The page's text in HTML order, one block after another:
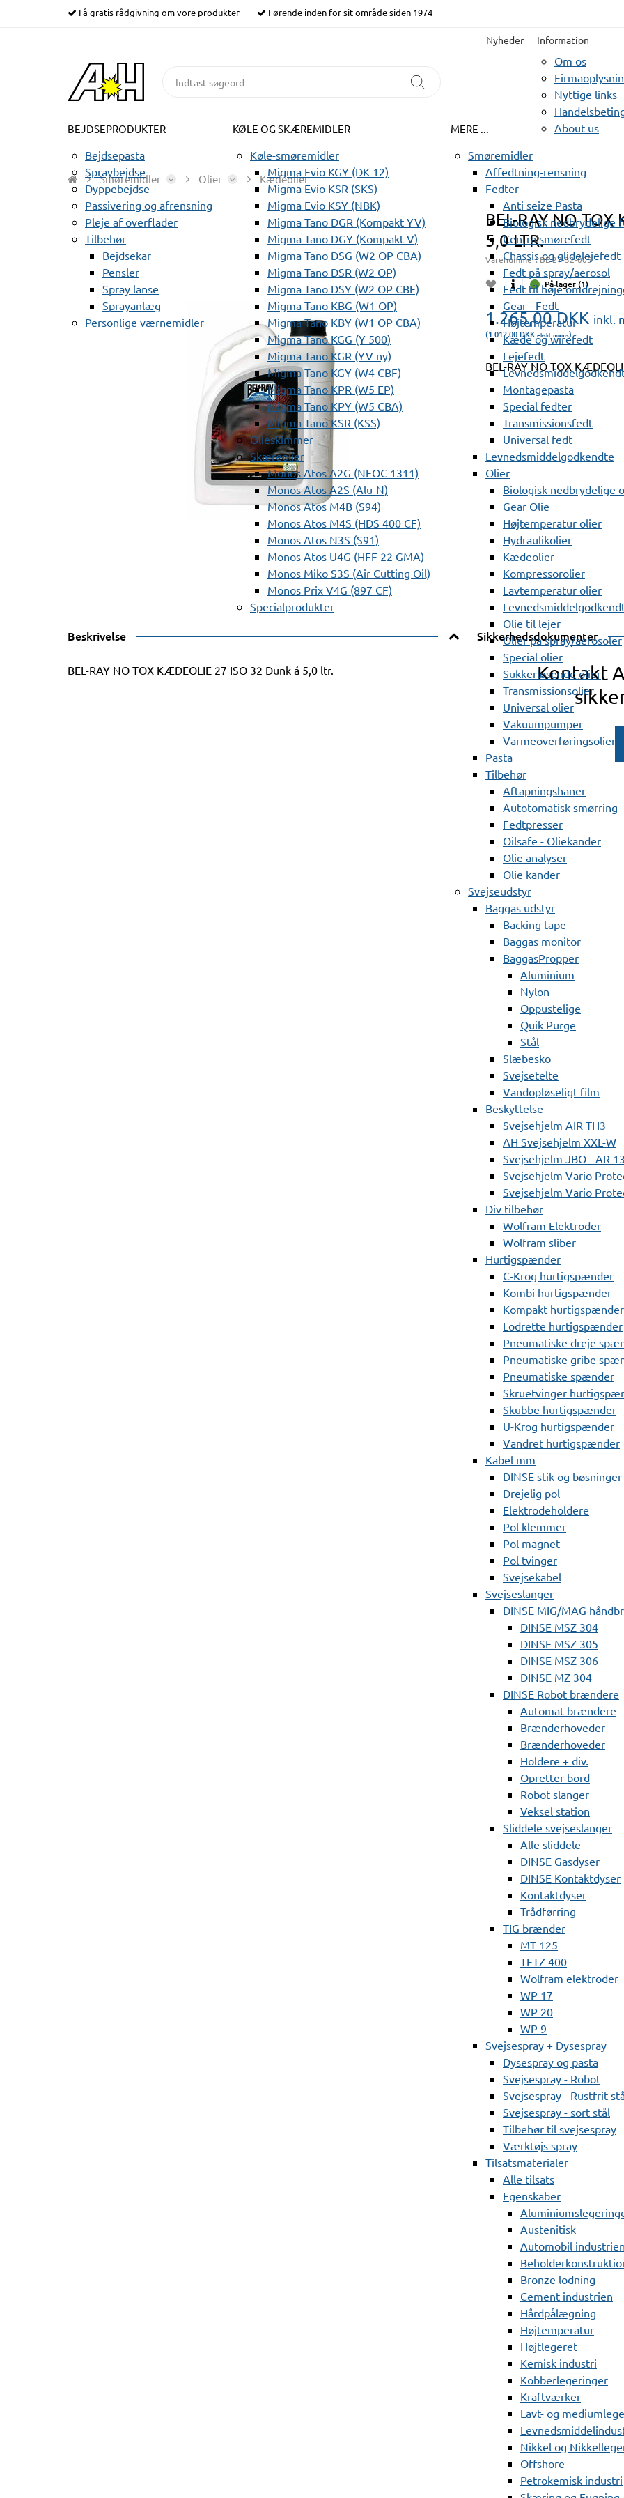
Få gratis rådgivning om vore produkter Førende inden for sit område siden 1974
Nyheder Information
Om os
Nyttige links
About us
BEJDSEPRODUKTER
Bejdsepasta
Spraybejdse
Dyppebejdse
Passivering og afrensning
Pleje af overflader
Tilbehør
Bejdsekar
Pensler
Spray lanse
Sprayanlæg
Personlige værnemidler
KØLE OG SKÆREMIDLER
Køle-smøremidler
Migma Evio KGY (DK 12)
Migma Evio KSR (SKS)
Migma Evio KSY (NBK)
Migma Tano DGR (Kompakt YV)
Migma Tano DGY (Kompakt V)
Migma Tano DSG (W2 OP CBA)
Migma Tano DSR (W2 OP)
Migma Tano DSY (W2 OP CBF)
Migma Tano KBG (W1 OP)
Migma Tano KBY (W1 OP CBA)
Migma Tano KGG (Y 500)
Migma Tano KGR (YV ny)
Migma Tano KGY (W4 CBF)
Migma Tano KPR (W5 EP)
Migma Tano KPY (W5 CBA)
Migma Tano KSR (KSS)
Olieskimmer
Skæreolier
Monos Atos A2G (NEOC 1311)
Monos Atos A2S (Alu-N)
Monos Atos M4B (S94)
Monos Atos M4S (HDS 400 CF)
Monos Atos N3S (S91)
Monos Atos U4G (HFF 22 GMA)
Monos Miko S3S (Air Cutting Oil)
Monos Prix V4G (897 CF)
Specialprodukter
MERE ...
Smøremidler
Affedtning-rensning
Fedter
Anti seize Pasta
Biologisk nedbrydelige
Centralsmørefedt
Chassis og glidelejefedt
Fedt på spray/aerosol
Fedt til høje
Gear - Fedt
Højtemperatur
Kæde og wirefedt
Lejefedt
Montagepasta
Special fedter
Transmissionsfedt
Universal fedt
Levnedsmiddelgodkendte
Olier
Biologisk nedbrydelige
Gear Olie
Højtemperatur olier
Hydraulikolier
Kædeolier
Kompressorolier
Lavtemperatur olier
Olie til lejer
Olier på spray/aerosoler
Special olier
Sukkerløsende olier
Transmissionsolier
Universal olier
Vakuumpumper
Varmeoverføringsolier
Pasta
Tilbehør
Aftapningshaner
Autotomatisk smørring
Fedtpresser
Oilsafe - Oliekander
Olie analyser
Olie kander
Svejseudstyr
Baggas udstyr
Backing tape
Baggas monitor
BaggasPropper
Aluminium
Nylon
Oppustelige
Quik Purge
Stål
Slæbesko
Svejsetelte
Vandopløseligt film
Beskyttelse
Svejsehjelm AIR TH3
AH Svejsehjelm XXL-W
Svejsehjelm JBO - AR
Svejsehjelm Vario
Svejsehjelm Vario
Div tilbehør
Wolfram Elektroder
Wolfram sliber
Hurtigspænder
C-Krog hurtigspænder
Kombi hurtigspænder
Kompakt hurtigspænder
Lodrette hurtigspænder
Pneumatiske dreje
Pneumatiske gribe
Pneumatiske spænder
Skruetvinger
Skubbe hurtigspænder
U-Krog hurtigspænder
Vandret hurtigspænder
Kabel mm
DINSE stik og bøsninger
Drejelig pol
Elektrodeholdere
Pol klemmer
Pol magnet
Pol tvinger
Svejsekabel
Svejseslanger
DINSE MIG/MAG
DINSE MSZ 304
DINSE MSZ 305
DINSE MSZ 306
DINSE MZ 304
DINSE Robot brændere
Automat brændere
Brænderhoveder
Brænderhoveder
Holdere + div.
Opretter bord
Robot slanger
Veksel station
Sliddele svejseslanger
Alle sliddele
DINSE Gasdyser
DINSE Kontaktdyser
Kontaktdyser
Trådførring
TIG brænder
MT 125
TETZ 400
Wolfram elektroder
WP 17
WP 20
WP 9
Svejsespray + Dysespray
Dysespray og pasta
Svejsespray - Robot
Svejsespray - Rustfrit
Svejsespray - sort stål
Tilbehør til svejsespray
Værktøjs spray
Tilsatsmaterialer
Alle tilsats
Egenskaber
Austenitisk
Automobil industrien
Bronze lodning
Cement industrien
Hårdpålægning
Højtemperatur
Højtlegeret
Kemisk industri
Kobberlegeringer
Kraftværker
Lavt- og
Nikkel og
Offshore
Petrokemisk industri
Smøremidler Olier Kædeolier
BEL-RAY NO
5,0 LTR.
Varenummer:BE 27-32-005
På lager (1)
1.265,00DKK inkl.
(1.012,00 DKK ekskl. moms)
BEL-RAY NO TOX
Beskrivelse
BEL-RAY NO TOX KÆDEOLIE 27 ISO 32 Dunk á 5,0 ltr.
Sikkerhedsdokumenter
Kontakt